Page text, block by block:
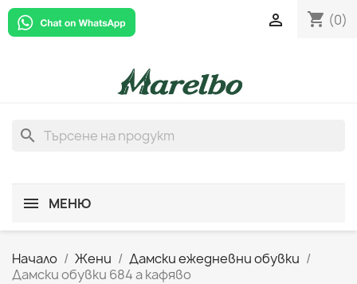
shopping_cart (0)

search
МЕНЮ
Начало Жени
Дамски ежедневни обувки
Дамски обувки 684 а кафяво